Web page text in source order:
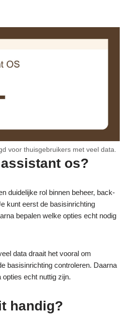
voor thuisgebruikers met veel data.
os?
duidelijke rol binnen beheer, back-
kunt eerst de basisinrichting
bepalen welke opties echt nodig
data draait het vooral om
basisinrichting controleren. Daarna
echt nuttig zijn.
handig?